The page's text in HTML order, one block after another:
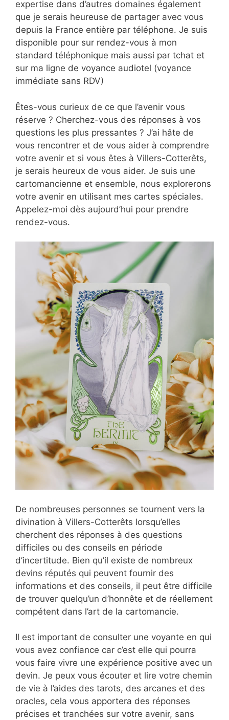
expertise dans d’autres domaines également
que je serais heureuse de partager avec vous
depuis la France entière par téléphone. Je suis
disponible pour sur rendez-vous à mon
standard téléphonique mais aussi par tchat et
sur ma ligne de voyance audiotel (voyance
immédiate sans RDV)
Êtes-vous curieux de ce que l’avenir vous
réserve ? Cherchez-vous des réponses à vos
questions les plus pressantes ? J’ai hâte de
vous rencontrer et de vous aider à comprendre
votre avenir et si vous êtes à Villers-Cotterêts,
je serais heureux de vous aider. Je suis une
cartomancienne et ensemble, nous explorerons
votre avenir en utilisant mes cartes spéciales.
Appelez-moi dès aujourd’hui pour prendre
rendez-vous.
De nombreuses personnes se tournent vers la
divination à Villers-Cotterêts lorsqu’elles
cherchent des réponses à des questions
difficiles ou des conseils en période
d’incertitude. Bien qu’il existe de nombreux
devins réputés qui peuvent fournir des
informations et des conseils, il peut être difficile
de trouver quelqu’un d’honnête et de réellement
compétent dans l’art de la cartomancie.
Il est important de consulter une voyante en qui
vous avez confiance car c’est elle qui pourra
vous faire vivre une expérience positive avec un
devin. Je peux vous écouter et lire votre chemin
de vie à l’aides des tarots, des arcanes et des
oracles, cela vous apportera des réponses
précises et tranchées sur votre avenir, sans